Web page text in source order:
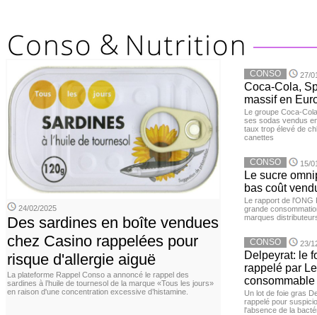
24/02/2025
Des sardines en boîte vendues
chez Casino rappelées pour
risque d'allergie aiguë
La plateforme Rappel Conso a annoncé le rappel des
sardines à l’huile de tournesol de la marque «Tous les jours»
en raison d'une concentration excessive d’histamine.
CONSO 27/
Coca-Cola,
massif en
Le groupe Coca-
ses sodas vendus
taux trop élevé de
canettes
CONSO 15/
Le sucre
bas coût
Le rapport de l'ONG
grande
marques
CONSO 23/
Delpeyrat: le
rappelé par
consommable
Un lot de foie gras
rappelé pour
l'absence de la